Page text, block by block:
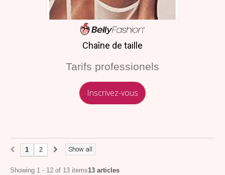
Chaîne de taille
Tarifs professionels
Inscrivez-vous
Show all
1 2
Showing 1 - 12 of 13 items13 articles